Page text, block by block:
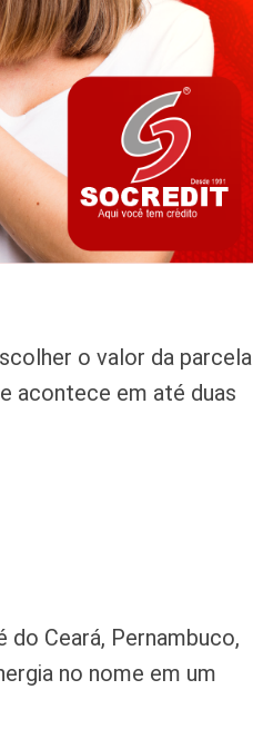
o valor da parcela
acontece em até duas
Ceará, Pernambuco,
no nome em um